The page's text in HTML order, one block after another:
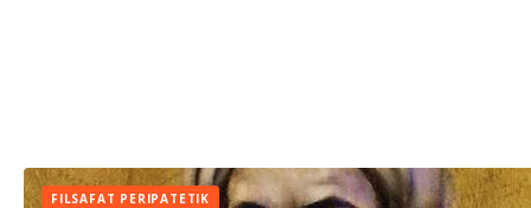
FILSAFAT PERIPATETIK